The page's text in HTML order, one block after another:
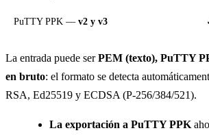
PuTTY PPK — v2 y v3
La entrada puede serPEM (texto), PuTTY
en bruto: el formato se detecta
RSA, Ed25519 y ECDSA (P-256/384/521).
La exportación a PuTTY PPK